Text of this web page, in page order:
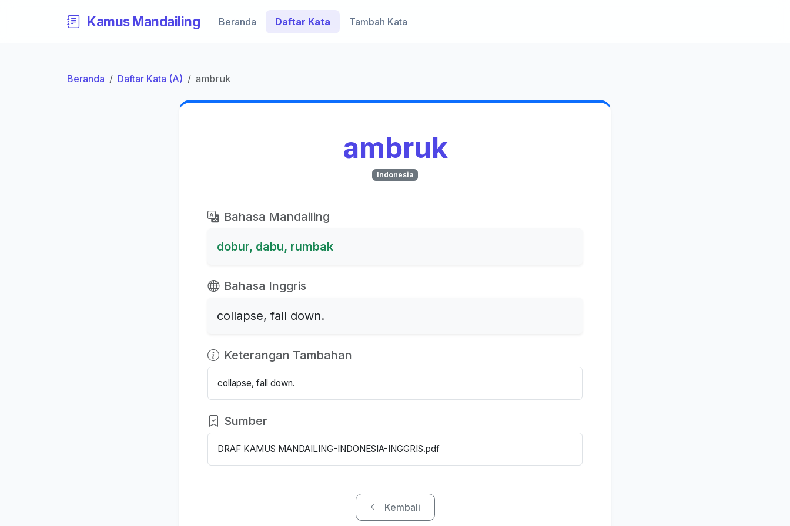
Kamus Mandailing Beranda Daftar Kata Tambah Kata
Beranda Daftar Kata (A) ambruk
ambruk
Indonesia
Bahasa Mandailing
dobur, dabu, rumbak
Bahasa Inggris
collapse, fall down.
Keterangan Tambahan
collapse, fall down.
Sumber
DRAF KAMUS MANDAILING-INDONESIA-INGGRIS.pdf
Kembali